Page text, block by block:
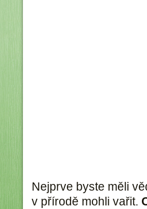
Nejprve byste měli
v přírodě mohli vařit.